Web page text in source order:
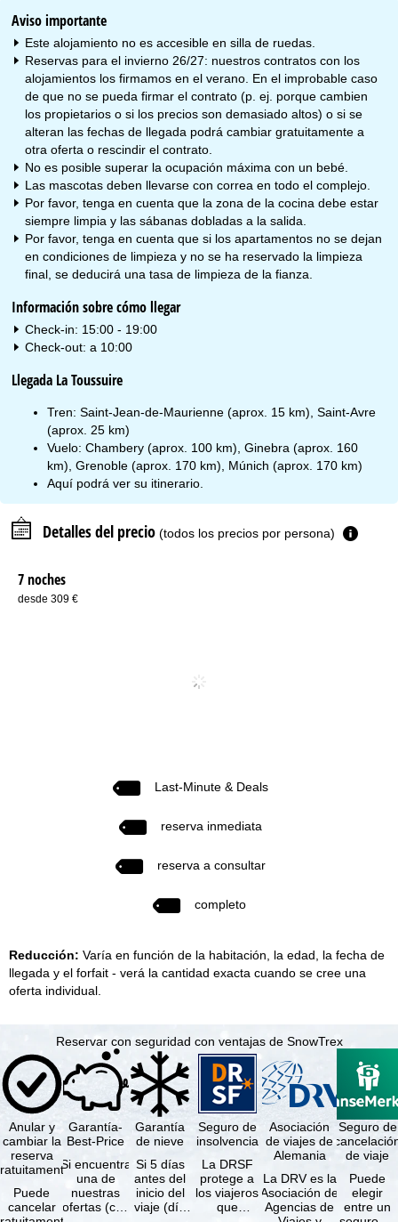
Aviso importante
Este alojamiento no es accesible en silla de ruedas.
Reservas para el invierno 26/27: nuestros contratos con los
alojamientos los firmamos en el verano. En el improbable caso
de que no se pueda firmar el contrato (p. ej. porque cambien
los propietarios o si los precios son demasiado altos) o si se
alteran las fechas de llegada podrá cambiar gratuitamente a
otra oferta o rescindir el contrato.
No es posible superar la ocupación máxima con un bebé.
Las mascotas deben llevarse con correa en todo el complejo.
Por favor, tenga en cuenta que la zona de la cocina debe estar
siempre limpia y las sábanas dobladas a la salida.
Por favor, tenga en cuenta que si los apartamentos no se dejan
en condiciones de limpieza y no se ha reservado la limpieza
final, se deducirá una tasa de limpieza de la fianza.
Información sobre cómo llegar
Check-in: 15:00 - 19:00
Check-out: a 10:00
Llegada La Toussuire
Tren: Saint-Jean-de-Maurienne (aprox. 15 km), Saint-Avre
(aprox. 25 km)
Vuelo: Chambery (aprox. 100 km), Ginebra (aprox. 160
km), Grenoble (aprox. 170 km), Múnich (aprox. 170 km)
Aquí podrá ver su itinerario
Detalles del precio (todos los precios por persona)
7 noches
desde 309 €
Last-Minute & Deals
reserva inmediata
reserva a consultar
completo
Reducción: Varía en función de la habitación, la edad, la fecha de
llegada y el forfait - verá la cantidad exacta cuando se cree una
oferta individual.
Reservar con seguridad con ventajas de SnowTrex
Anular y
cambiar la
reserva
Puede
cancelar
Garantía-
Best-Price
Si encuentra
una de
nuestras
ofertas (con
Garantía
de nieve
Si 5 días
antes del
inicio del
viaje (día
Seguro de
insolvencia
La DRSF
protege a
los viajeros
que
Asociación
de viajes de
Alemania
La DRV es la
Asociación de
Agencias de
Seguro de
de viaje
Puede
elegir
entre un